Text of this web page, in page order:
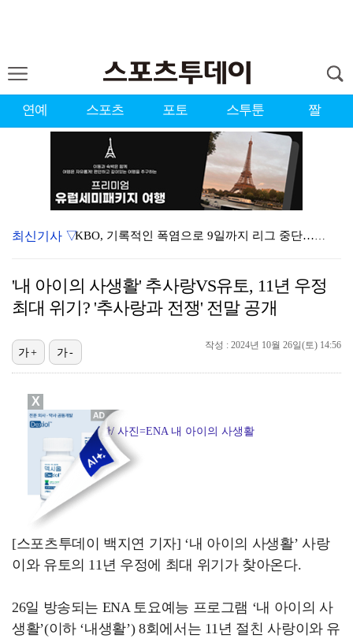
연예 스포츠 포토 스투툰 짤
KBO, 기록적인 폭염으로 9일까지 리그 중단…내달 6…
이강인, 드디어 아틀레티코 선수단과 만났다…시메오네 감…
"우산으로 때려"vs"그런 적 없다"…23기 부부 엇갈…
최신기사 ▽
'내 아이의 사생활' 추사랑VS유토, 11년 우정
최대 위기? '추사랑과 전쟁' 전말 공개
작성 : 2024년 10월 26일(토) 14:56
가+ 가-
내 아이의 사생활/ 사진=ENA 내 아이의 사생활
[스포츠투데이 백지연 기자] ‘내 아이의 사생활’ 사랑
이와 유토의 11년 우정에 최대 위기가 찾아온다.
26일 방송되는 ENA 토요예능 프로그램 ‘내 아이의 사
생활’(이하 ‘내생활’) 8회에서는 11년 절친 사랑이와 유
X